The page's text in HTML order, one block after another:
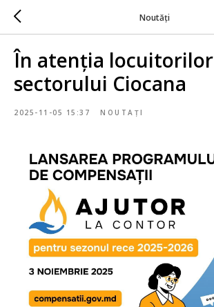
Noutăți
În atenția locuitorilor
sectorului Ciocana
2025-11-05 15:37 NOUTAȚI